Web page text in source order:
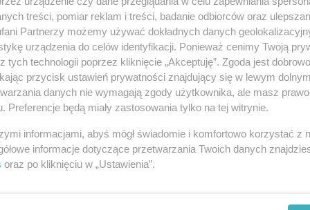
kompensaty, było czynem zabronionym.
powinieneś złożyć nie później niż w terminie 5
tym terminie nie zostanie uwzględniony.
treści, pomiar reklam i treści, badanie odbiorców oraz
Partnerzy możemy używać dokładnych danych
urządzenia do celów identyfikacji. Ponieważ cenimy Twoją
tych technologii poprzez kliknięcie „Akceptuję”. Zgoda jest
przycisk ustawień prywatności znajdujący się w lewym
danych nie wymagają zgody użytkownika, ale masz
Preferencje będą miały zastosowania tylko na tej witrynie.
informacjami, abyś mógł świadomie i komfortowo korzystać z
informacje dotyczące przetwarzania Twoich danych
oraz po kliknięciu w „Ustawienia”.